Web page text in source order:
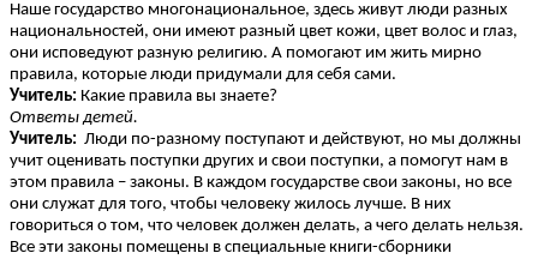
Наше государство многонациональное, здесь живут люди разных
национальностей, они имеют разный цвет кожи, цвет волос и глаз,
они исповедуют разную религию. А помогают им жить мирно
правила, которые люди придумали для себя сами.
Учитель: Какие правила вы знаете?
Ответы детей.
Учитель: Люди по-разному поступают и действуют, но мы должны
учит оценивать поступки других и свои поступки, а помогут нам в
этом правила – законы. В каждом государстве свои законы, но все
они служат для того, чтобы человеку жилось лучше. В них
говориться о том, что человек должен делать, а чего делать нельзя.
Все эти законы помещены в специальные книги-сборники